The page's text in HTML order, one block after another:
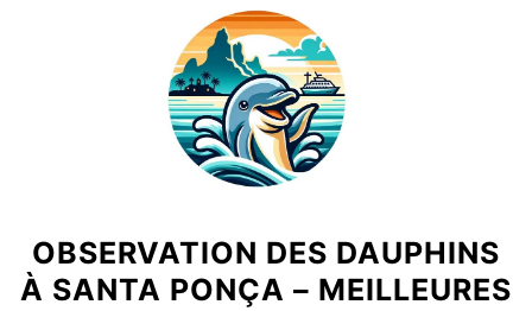
OBSERVATION DES DAUPHINS
À SANTA PONÇA – MEILLEURES